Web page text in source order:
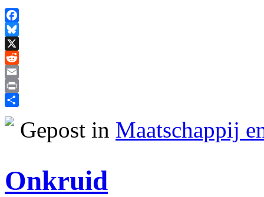
Facebook
Bluesky
X
Reddit
Email
Print
Gepost in Maatschappij
Onkruid